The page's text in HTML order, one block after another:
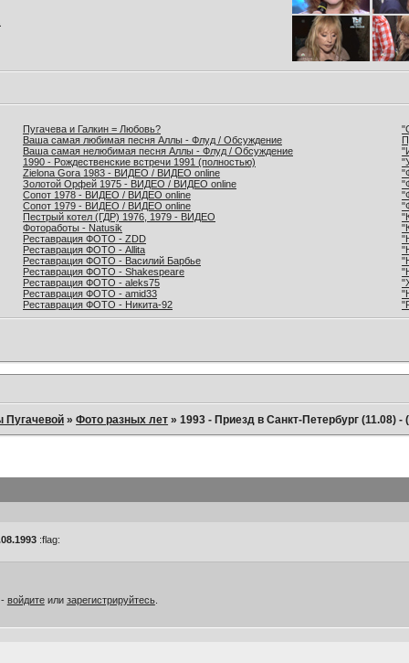
Пугачева и Галкин = Любовь?
Ваша самая любимая песня Аллы - Флуд / Обсуждение
Ваша самая нелюбимая песня Аллы - Флуд / Обсуждение
1990 - Рождественские встречи 1991 (полностью)
Zielona Gora 1983 - ВИДЕО / ВИДЕО online
Золотой Орфей 1975 - ВИДЕО / ВИДЕО online
Сопот 1978 - ВИДЕО / ВИДЕО online
Сопот 1979 - ВИДЕО / ВИДЕО online
Пестрый котел (ГДР) 1976, 1979 - ВИДЕО
Фотоработы - Natusik
Реставрация ФОТО - ZDD
Реставрация ФОТО - Allita
Реставрация ФОТО - Василий Барбье
Реставрация ФОТО - Shakespeare
Реставрация ФОТО - aleks75
Реставрация ФОТО - amid33
Реставрация ФОТО - Никита-92
Пугачевой »Фото разных лет »1993 - Приезд в Санкт-Петербург (11.08)
:flag:
войдитеили зарегистрируйтесь.